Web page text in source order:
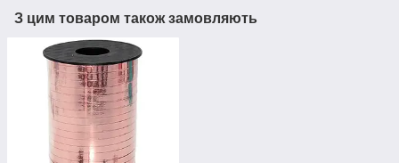
З цим товаром також замовляють